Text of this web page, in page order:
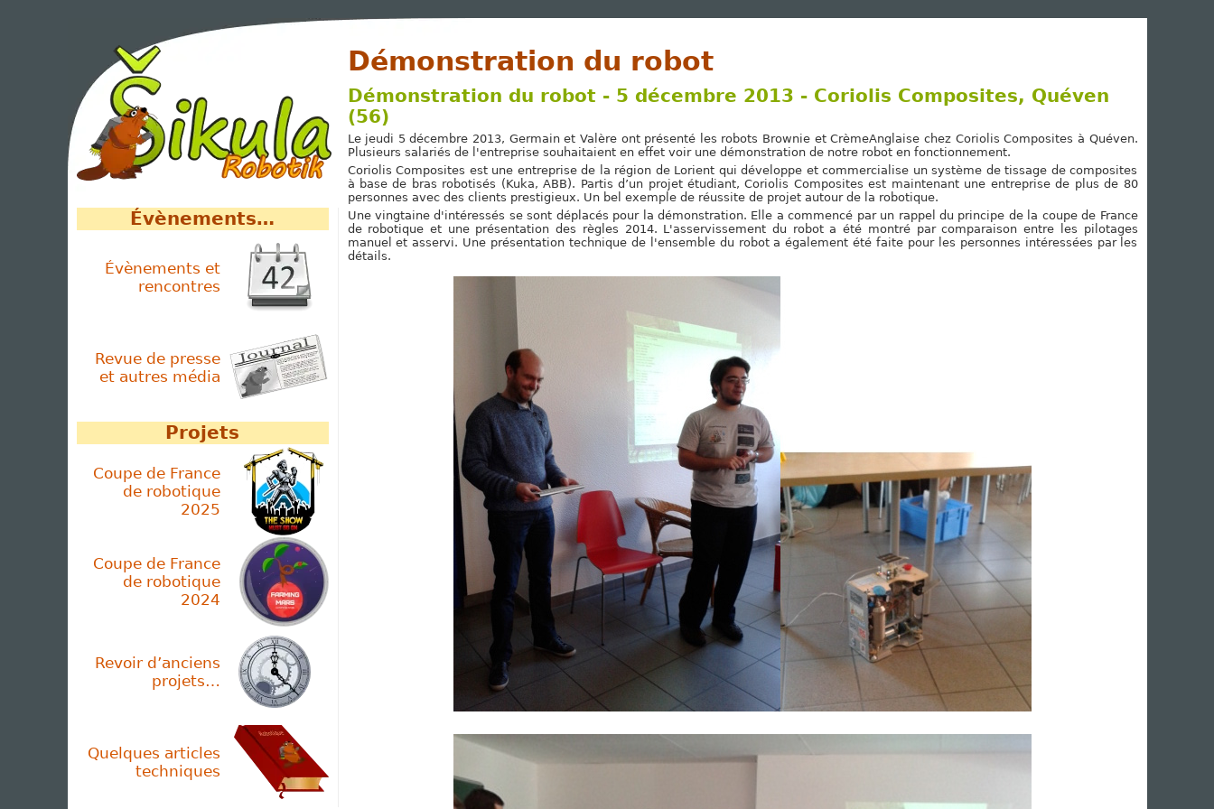
Évènements…
Évènements et
rencontres
Revue de presse
et autres média
Projets
Coupe de France
de robotique
2025
Coupe de France
de robotique
2024
Revoir d’anciens
projets…
Quelques articles
techniques
Démonstration du robot
Démonstration du robot - 5 décembre 2013 - Coriolis Composites, Quéven
(56)
Le jeudi 5 décembre 2013, Germain et Valère ont présenté les robots Brownie et CrèmeAnglaise chez Coriolis Composites à Quéven.
Plusieurs salariés de l'entreprise souhaitaient en effet voir une démonstration de notre robot en fonctionnement.
Coriolis Composites est une entreprise de la région de Lorient qui développe et commercialise un système de tissage de composites
à base de bras robotisés (Kuka, ABB). Partis d’un projet étudiant, Coriolis Composites est maintenant une entreprise de plus de 80
personnes avec des clients prestigieux. Un bel exemple de réussite de projet autour de la robotique.
Une vingtaine d'intéressés se sont déplacés pour la démonstration. Elle a commencé par un rappel du principe de la coupe de France
de robotique et une présentation des règles 2014. L'asservissement du robot a été montré par comparaison entre les pilotages
manuel et asservi. Une présentation technique de l'ensemble du robot a également été faite pour les personnes intéressées par les
détails.